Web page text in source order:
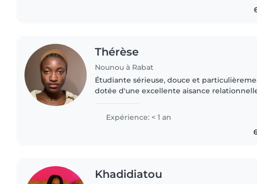
Thérèse
Nounou à Rabat
Étudiante sérieuse, douce et
dotée d'une excellente aisance
petite enfance,..
Expérience: < 1 an
Khadidiatou